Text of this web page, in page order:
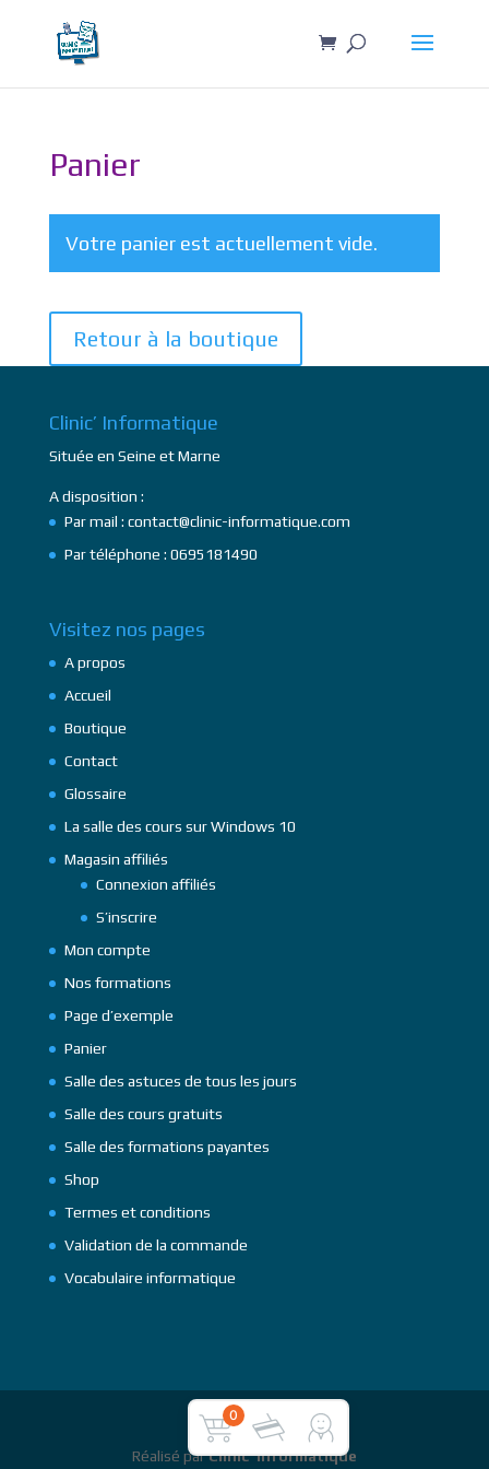
Panier
Votre panier est actuellement vide.
Retour à la boutique
Clinic’ Informatique
Située en Seine et Marne
A disposition :
Par mail : contact@clinic-informatique.com
Par téléphone : 0695181490
Visitez nos pages
A propos
Accueil
Boutique
Contact
Glossaire
La salle des cours sur Windows 10
Magasin affiliés
Connexion affiliés
S’inscrire
Mon compte
Nos formations
Page d’exemple
Panier
Salle des astuces de tous les jours
Salle des cours gratuits
Salle des formations payantes
Shop
Termes et conditions
Validation de la commande
Vocabulaire informatique
Réalisé parClinic' Informatique
0